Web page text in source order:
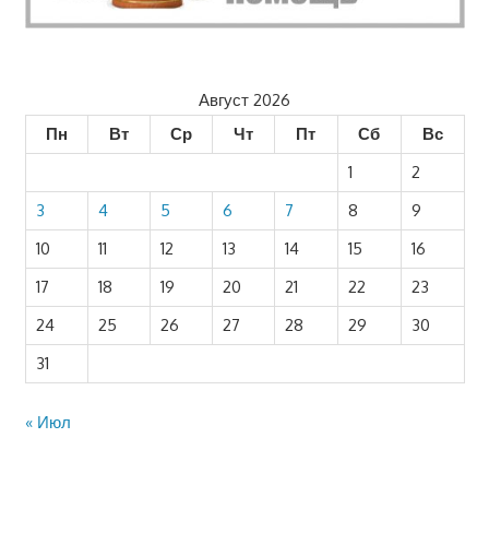
Август 2026
Пн
Вт Ср Чт Пт Сб
Вс
1
2
3
4 5 6 7 8
9
10
11 12 13 14 15
16
17
18 19 20 21 22
23
24
25 26 27 28 29
30
31
« Июл